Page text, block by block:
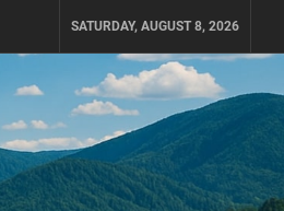
SATURDAY, AUGUST 8, 2026